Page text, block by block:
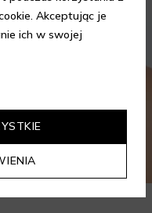
Akceptując je
ich w swojej